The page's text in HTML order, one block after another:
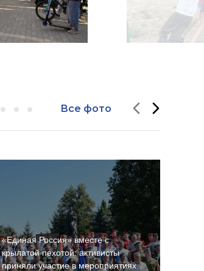
Все фото
«Единая Россия» вместе с
крылатой пехотой: активисты
приняли участие в мероприятиях